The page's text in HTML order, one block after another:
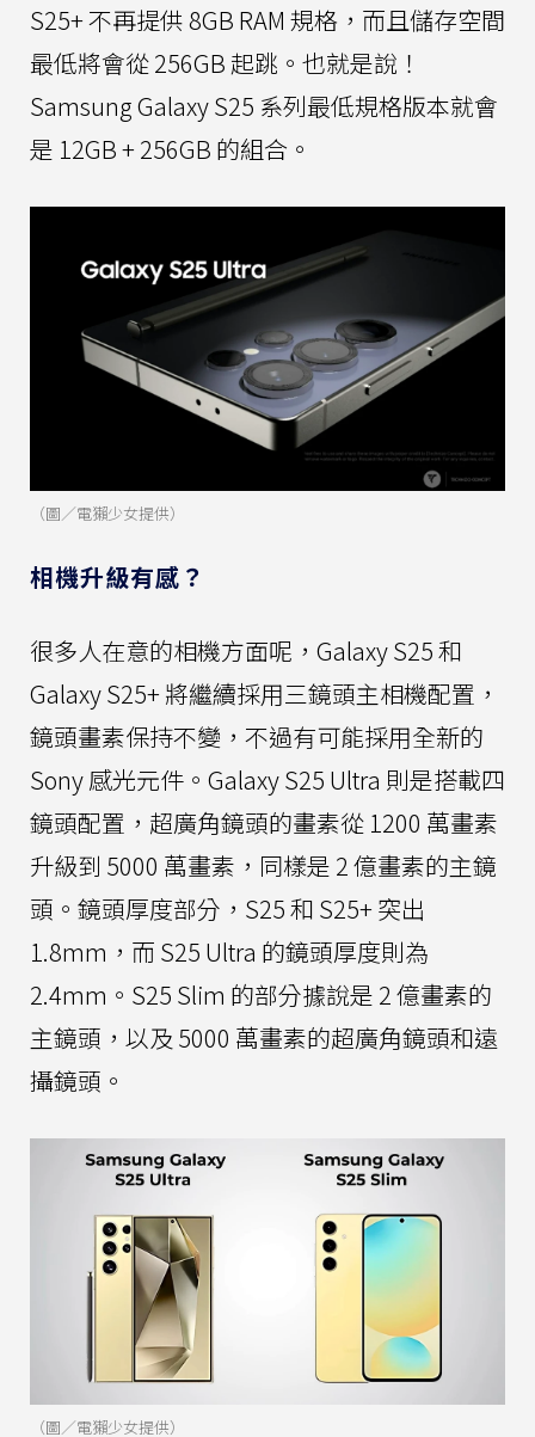
S25+ 不再提供 8GB RAM 規格，而且儲存空間
最低將會從 256GB 起跳。也就是說！
Samsung Galaxy S25 系列最低規格版本就會
是 12GB + 256GB 的組合。
（圖／電獺少女提供）
相機升級有感？
很多人在意的相機方面呢，Galaxy S25 和
Galaxy S25+ 將繼續採用三鏡頭主相機配置，
鏡頭畫素保持不變，不過有可能採用全新的
Sony 感光元件。Galaxy S25 Ultra 則是搭載四
鏡頭配置，超廣角鏡頭的畫素從 1200 萬畫素
升級到 5000 萬畫素，同樣是 2 億畫素的主鏡
頭。鏡頭厚度部分，S25 和 S25+ 突出
1.8mm，而 S25 Ultra 的鏡頭厚度則為
2.4mm。S25 Slim 的部分據說是 2 億畫素的
主鏡頭，以及 5000 萬畫素的超廣角鏡頭和遠
攝鏡頭。
（圖／電獺少女提供）